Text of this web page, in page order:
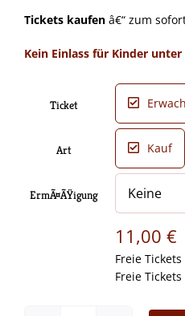
Tickets kaufen â€“ zum
Kein Einlass für Kinder unter
Ticket
Art Kauf
ErmÃ¤ÃŸigung
11,00 €
Freie
Freie